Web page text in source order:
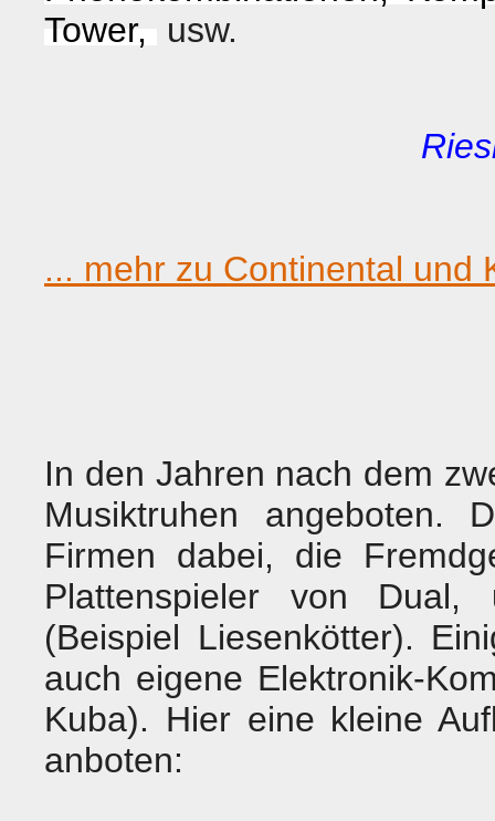
Tower,
usw.
... mehr zu Continental und
In den Jahren nach dem
Musiktruhen angeboten.
Firmen dabei, die
Plattenspieler von
(Beispiel Liesenkötter).
auch eigene Elektronik-
Kuba). Hier eine kleine
anboten: